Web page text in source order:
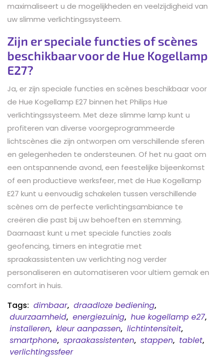
maximaliseert u de mogelijkheden en veelzijdigheid van
uw slimme verlichtingssysteem.
Zijn er speciale functies of scènes
beschikbaar voor de Hue Kogellamp
E27?
Ja, er zijn speciale functies en scènes beschikbaar voor
de Hue Kogellamp E27 binnen het Philips Hue
verlichtingssysteem. Met deze slimme lamp kunt u
profiteren van diverse voorgeprogrammeerde
lichtscènes die zijn ontworpen om verschillende sferen
en gelegenheden te ondersteunen. Of het nu gaat om
een ontspannende avond, een feestelijke bijeenkomst
of een productieve werksfeer, met de Hue Kogellamp
E27 kunt u eenvoudig schakelen tussen verschillende
scènes om de perfecte verlichtingsambiance te
creëren die past bij uw behoeften en stemming.
Daarnaast kunt u met speciale functies zoals
geofencing, timers en integratie met
spraakassistenten uw verlichting nog verder
personaliseren en automatiseren voor ultiem gemak en
comfort in huis.
Tags: dimbaar, draadloze bediening,
duurzaamheid, energiezuinig, hue kogellamp e27,
installeren, kleur aanpassen, lichtintensiteit,
smartphone, spraakassistenten, stappen, tablet,
verlichtingssfeer